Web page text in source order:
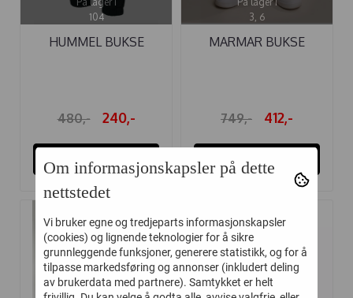
104
HUMMEL BUKSE
480,- 240,-
Kjøp
3, 6
MARMAR BUKSE
749,- 412,-
Kjøp
-50%
Om informasjonskapsler på dette
nettstedet
Vi bruker egne og tredjeparts informasjonskapsler
(cookies) og lignende teknologier for å sikre
grunnleggende funksjoner, generere statistikk, og for å
tilpasse markedsføring og annonser (inkludert deling
av brukerdata med partnere). Samtykket er helt